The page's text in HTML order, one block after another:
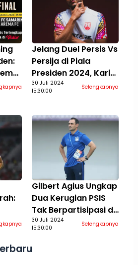
Jelang Duel Persis Vs
Persija di Piala
Presiden 2024, Karim
Rossi Berusaha
30 Juli 2024
15:30:00
Selengkapnya
Gilbert Agius Ungkap
Dua Kerugian PSIS
Tak Berpartisipasi di
Piala Presiden 2024:
Terdampak
30 Juli 2024
15:30:00
Selengkapnya